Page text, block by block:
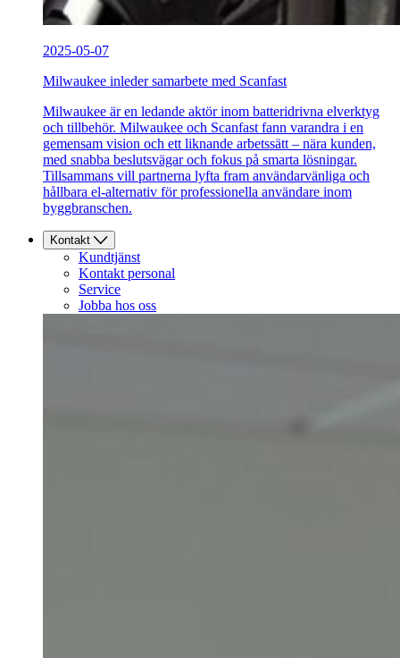
2025-05-07
Milwaukee inleder samarbete med Scanfast
Milwaukee är en ledande aktör inom batteridrivna elverktyg
och tillbehör. Milwaukee och Scanfast fann varandra i en
gemensam vision och ett liknande arbetssätt – nära kunden,
med snabba beslutsvägar och fokus på smarta lösningar.
Tillsammans vill partnerna lyfta fram användarvänliga och
hållbara el-alternativ för professionella användare inom
byggbranschen.
Kontakt
Kundtjänst
Kontakt personal
Service
Jobba hos oss